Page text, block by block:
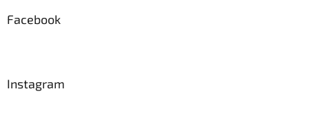
Facebook
Instagram